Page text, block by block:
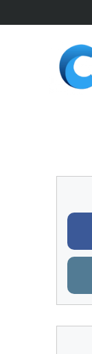
to